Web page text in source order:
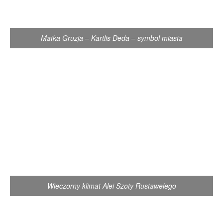
Matka Gruzja – Kartlis Deda – symbol miasta
Wieczorny klimat Alei Szoty Rustawelego